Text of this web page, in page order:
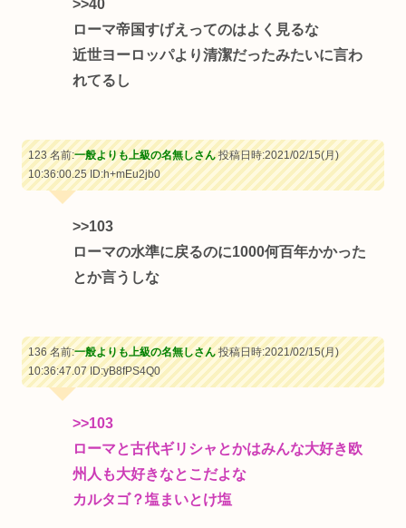
>>40
ローマ帝国すげえってのはよく見るな
近世ヨーロッパより清潔だったみたいに言わ
れてるし
123 名前:一般よりも上級の名無しさん投稿日時:2021/02/15(月)
10:36:00.25ID:h+mEu2jb0
>>103
ローマの水準に戻るのに1000何百年かかった
とか言うしな
136 名前:一般よりも上級の名無しさん投稿日時:2021/02/15(月)
10:36:47.07ID:yB8fPS4Q0
>>103
ローマと古代ギリシャとかはみんな大好き欧
州人も大好きなとこだよな
カルタゴ？塩まいとけ塩